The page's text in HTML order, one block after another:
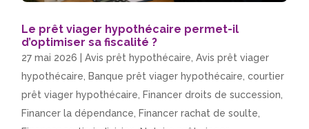
Le prêt viager hypothécaire permet-il
d’optimiser sa fiscalité ?
27 mai 2026 |Avis prêt hypothécaire ,Avis prêt viager
hypothécaire ,Banque prêt viager hypothécaire ,courtier
prêt viager hypothécaire ,Financer droits de succession
Financer la dépendance ,Financer rachat de soulte